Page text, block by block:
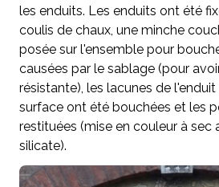
les enduits. Les enduits ont été
coulis de chaux, une minche
posée sur l'ensemble pour
causées par le sablage (pour
résistante), les lacunes de
surface ont été bouchées et les
restituées (mise en couleur à sec
silicate).